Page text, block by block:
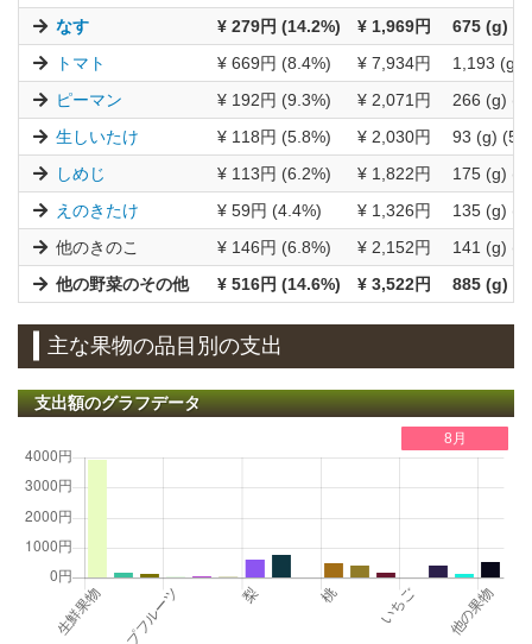
なす
¥ 279円 (14.2%) ¥ 1,969円
675 (g)
トマト
¥ 669円 (8.4%) ¥ 7,934円
1,193 (g)
ピーマン
¥ 192円 (9.3%) ¥ 2,071円
266 (g)
生しいたけ
¥ 118円 (5.8%) ¥ 2,030円
93 (g)
しめじ
¥ 113円 (6.2%) ¥ 1,822円
175 (g)
えのきたけ
¥ 59円 (4.4%) ¥ 1,326円
135 (g)
他のきのこ
¥ 146円 (6.8%) ¥ 2,152円
141 (g)
他の野菜のその他
¥ 516円 (14.6%) ¥ 3,522円 885 (g)
主な果物の品目別の支出
支出額のグラフデータ
8月